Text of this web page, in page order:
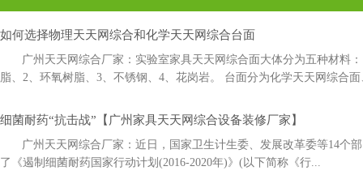
如何选择物理天天网综合和化学天天网综合台面
广州天天网综合厂家：实验室家具天天网综合面大体分为五种材料：
脂、2、环氧树脂、3、不锈钢、4、花岗岩。 台面分为化学天天网综合
细菌耐药“抗击战”【广州家具天天网综合设备装修厂家】
广州天天网综合厂家：近日，国家卫生计生委、发展改革委等14
了《遏制细菌耐药国家行动计划(2016-2020年)》(以下简称《行...